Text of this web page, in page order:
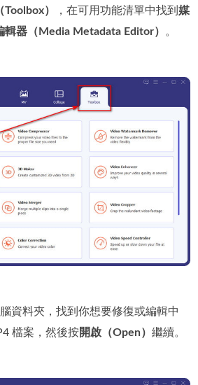
） ，在可用功能清單中找到媒
輯器（Media Metadata Editor）
。
資料夾，找到你想要修復或編輯中
檔案，然後按開啟（Open）繼續。